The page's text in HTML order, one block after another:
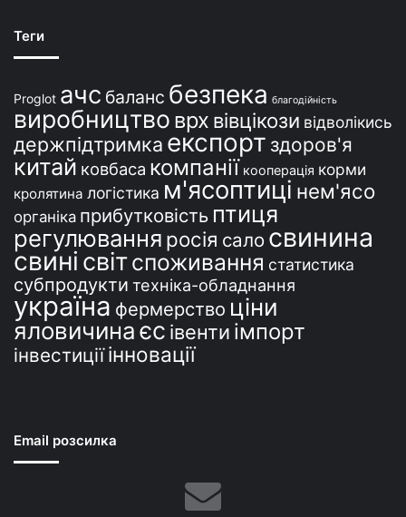
ї
Теги
Proglot ачс баланс безпека благодійність
виробництво врх вівцікози відволікись
держпідтримка експорт здоров'я
китай ковбаса компанії кооперація корми
кролятина логістика м'ясоптиці нем'ясо
органіка прибутковість птиця
регулювання росія сало свинина
свині світспоживання статистика
субпродукти техніка-обладнання
україна фермерство ціни
яловичинаєс івенти імпорт
інвестиції інновації
Email розсилка